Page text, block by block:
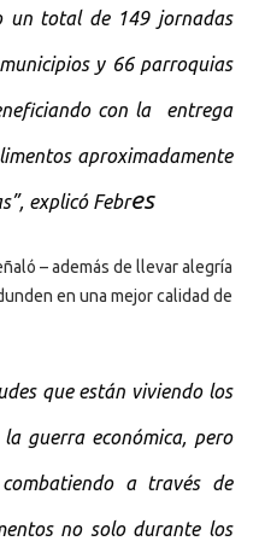
un total de 149 jornadas
y 66 parroquias
con la entrega
aproximadamente
explicó Febres
– además de llevar alegría
en una mejor calidad de
que están viviendo los
guerra económica, pero
a través de
no solo durante los